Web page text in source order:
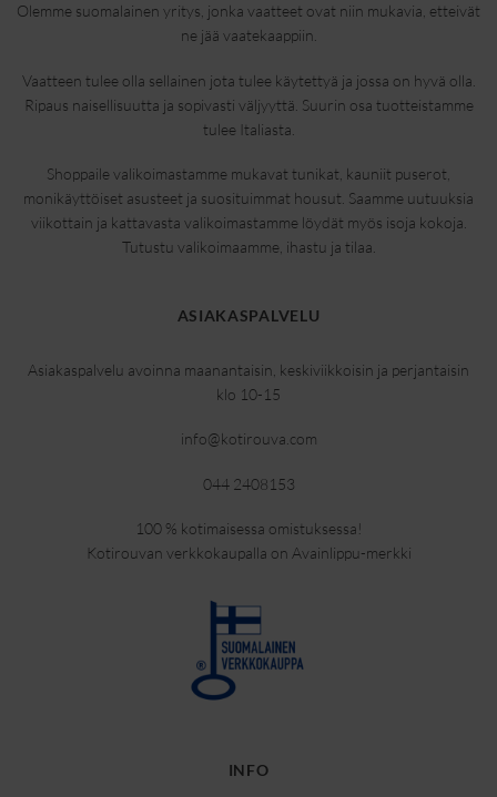
Olemme suomalainen yritys, jonka vaatteet ovat niin mukavia, etteivät
ne jää vaatekaappiin.
Vaatteen tulee olla sellainen jota tulee käytettyä ja jossa on hyvä olla.
Ripaus naisellisuutta ja sopivasti väljyyttä. Suurin osa tuotteistamme
tulee Italiasta.
Shoppaile valikoimastamme mukavat tunikat, kauniit puserot,
monikäyttöiset asusteet ja suosituimmat housut. Saamme uutuuksia
viikottain ja kattavasta valikoimastamme löydät myös isoja kokoja.
Tutustu valikoimaamme, ihastu ja tilaa.
ASIAKASPALVELU
Asiakaspalvelu avoinna maanantaisin, keskiviikkoisin ja perjantaisin
klo 10-15
info@kotirouva.com
044 2408153
100 % kotimaisessa omistuksessa!
Kotirouvan verkkokaupalla on Avainlippu-merkki
INFO